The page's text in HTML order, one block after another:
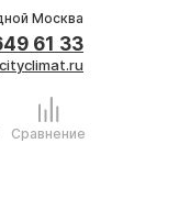
61 33
Москва
Сравнение